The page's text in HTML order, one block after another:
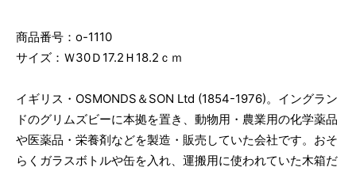
商品番号：o-1110
サイズ：Ｗ30Ｄ17.2Ｈ18.2ｃｍ
イギリス・OSMONDS＆SON Ltd (1854-1976)。イングラン
ドのグリムズビーに本拠を置き、動物用・農業用の化学薬品
や医薬品・栄養剤などを製造・販売していた会社です。おそ
らくガラスボトルや缶を入れ、運搬用に使われていた木箱だ